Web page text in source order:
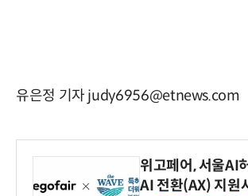
유은정 기자 judy6956@etnews.com
위고페어, 서울AI
AI 전환(AX) 지원